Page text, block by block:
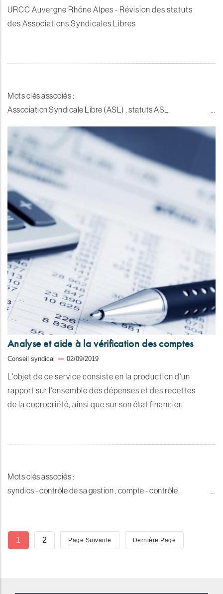
URCC Auvergne Rhône Alpes - Révision des statuts
des Associations Syndicales Libres
Mots clés associés :
Association Syndicale Libre (ASL) , statuts ASL
Analyse et aide à la vérification des comptes
Conseil syndical 02/09/2019
L'objet de ce service consiste en la production d'un
rapport sur l'ensemble des dépenses et des recettes
de la copropriété, ainsi que sur son état financier.
Mots clés associés :
syndics - contrôle de sa gestion , compte - contrôle
Pagination
Page
1 Page
2 Page
Page Suivante Dernière
Dernière Page